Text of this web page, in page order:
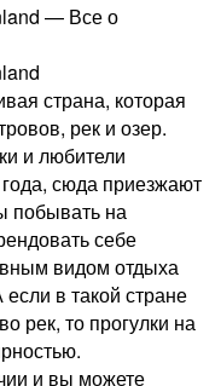
— Все о
страна, которая
рек и озер.
и любители
сюда приезжают
побывать на
себе
видом отдыха
в такой стране
рек, то прогулки на
и вы можете